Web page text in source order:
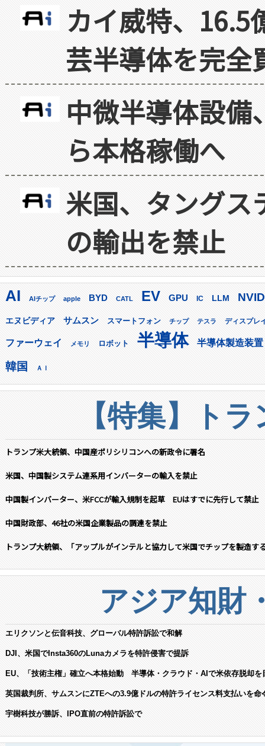
カイ威特、16.5
芸半導体を完全
中微半導体設
ら本格稼働へ
米国、タングス
の輸出を禁止
AI AIチップ apple BYD CATL EV GPU IC LLM
エヌビディア サムスン スマートフォン チップ テスラ ディスプレ
ファーウェイ メモリ ロボット 半導体 半導体製造装置
韓国 ＡＩ
【特集】ト
トランプ米大統領、中国産ポリシリコンへの新政令に署名
米国、中国製システム連系用インバーターの輸入を禁止
中国製インバーター、米FCCが輸入規制を起草 EUはすでに先行して禁止
中国財政部、46社の米国企業製品の調達を禁止
トランプ大統領、「アップルがインテルと協力して米国でチップを製造す
アジア知財
エリクソンと伝音科技、グローバル特許訴訟で和解
DJI、米国でInsta360のLunaカメラを特許侵害で提訴
EU、「技術主権」確立へ本格始動 半導体・クラウド・AIで米依存脱却を
英国裁判所、サムスンにZTEへの3.9億ドルの特許ライセンス料支払いを命
宇樹科技が勝訴、IPO直前の特許訴訟で